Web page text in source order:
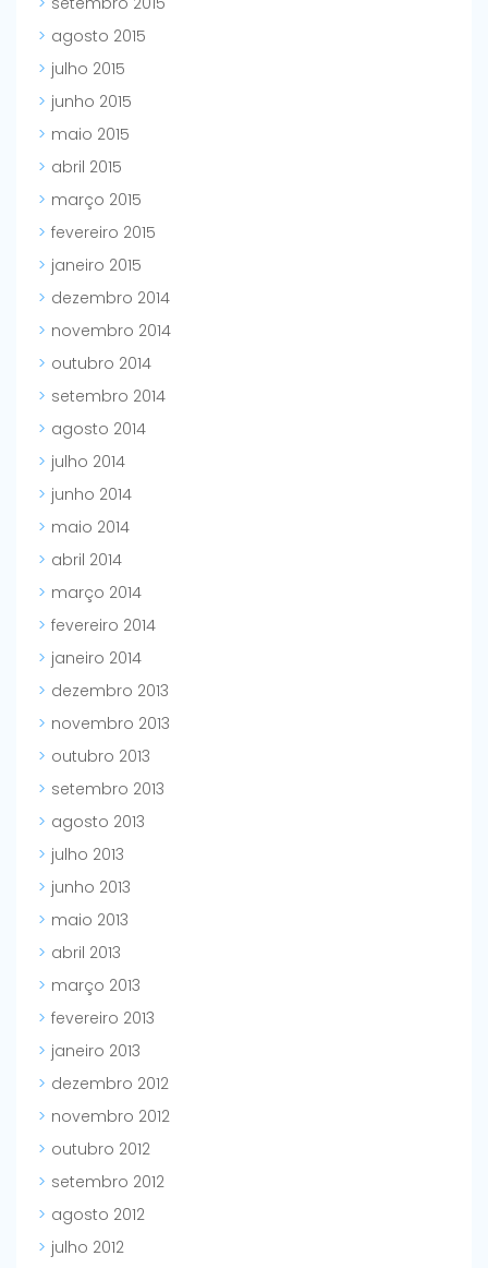
agosto 2015
julho 2015
junho 2015
maio 2015
abril 2015
março 2015
fevereiro 2015
janeiro 2015
dezembro 2014
novembro 2014
outubro 2014
setembro 2014
agosto 2014
julho 2014
junho 2014
maio 2014
abril 2014
março 2014
fevereiro 2014
janeiro 2014
dezembro 2013
novembro 2013
outubro 2013
setembro 2013
agosto 2013
julho 2013
junho 2013
maio 2013
abril 2013
março 2013
fevereiro 2013
janeiro 2013
dezembro 2012
novembro 2012
outubro 2012
setembro 2012
agosto 2012
julho 2012